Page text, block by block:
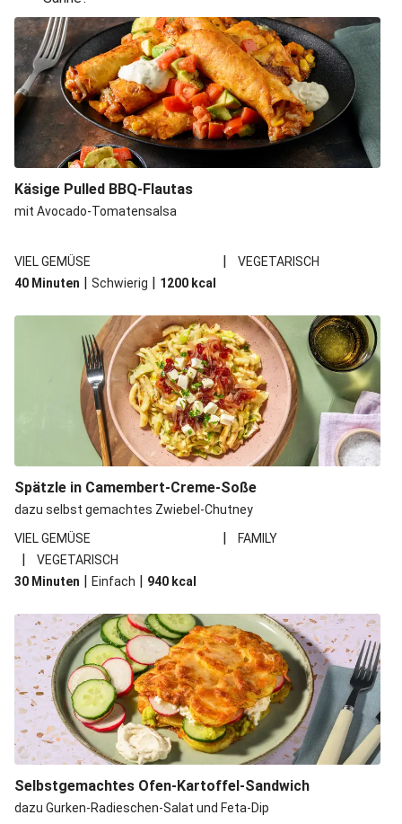
Käsige Pulled BBQ-Flautas
mit Avocado-Tomatensalsa
VIEL GEMÜSE |
VEGETARISCH
40 Minuten | Schwierig | 1200 kcal
Spätzle in Camembert-Creme-Soße
dazu selbst gemachtes Zwiebel-Chutney
VIEL GEMÜSE
| FAMILY
|
VEGETARISCH
30 Minuten | Einfach | 940 kcal
Selbstgemachtes Ofen-Kartoffel-Sandwich
dazu Gurken-Radieschen-Salat und Feta-Dip